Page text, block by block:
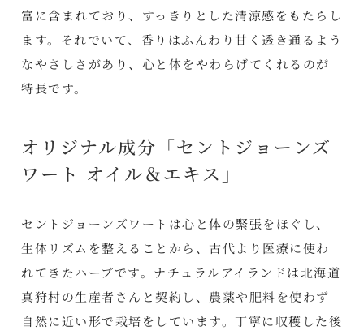
富に含まれており、すっきりとした清涼感をもたらし
ます。それでいて、香りはふんわり甘く透き通るよう
なやさしさがあり、心と体をやわらげてくれるのが
特長です。
オリジナル成分「セントジョーンズ
ワート オイル＆エキス」
セントジョーンズワートは心と体の緊張をほぐし、
生体リズムを整えることから、古代より医療に使わ
れてきたハーブです。ナチュラルアイランドは北海道
真狩村の生産者さんと契約し、農薬や肥料を使わず
自然に近い形で栽培をしています。丁寧に収穫した後